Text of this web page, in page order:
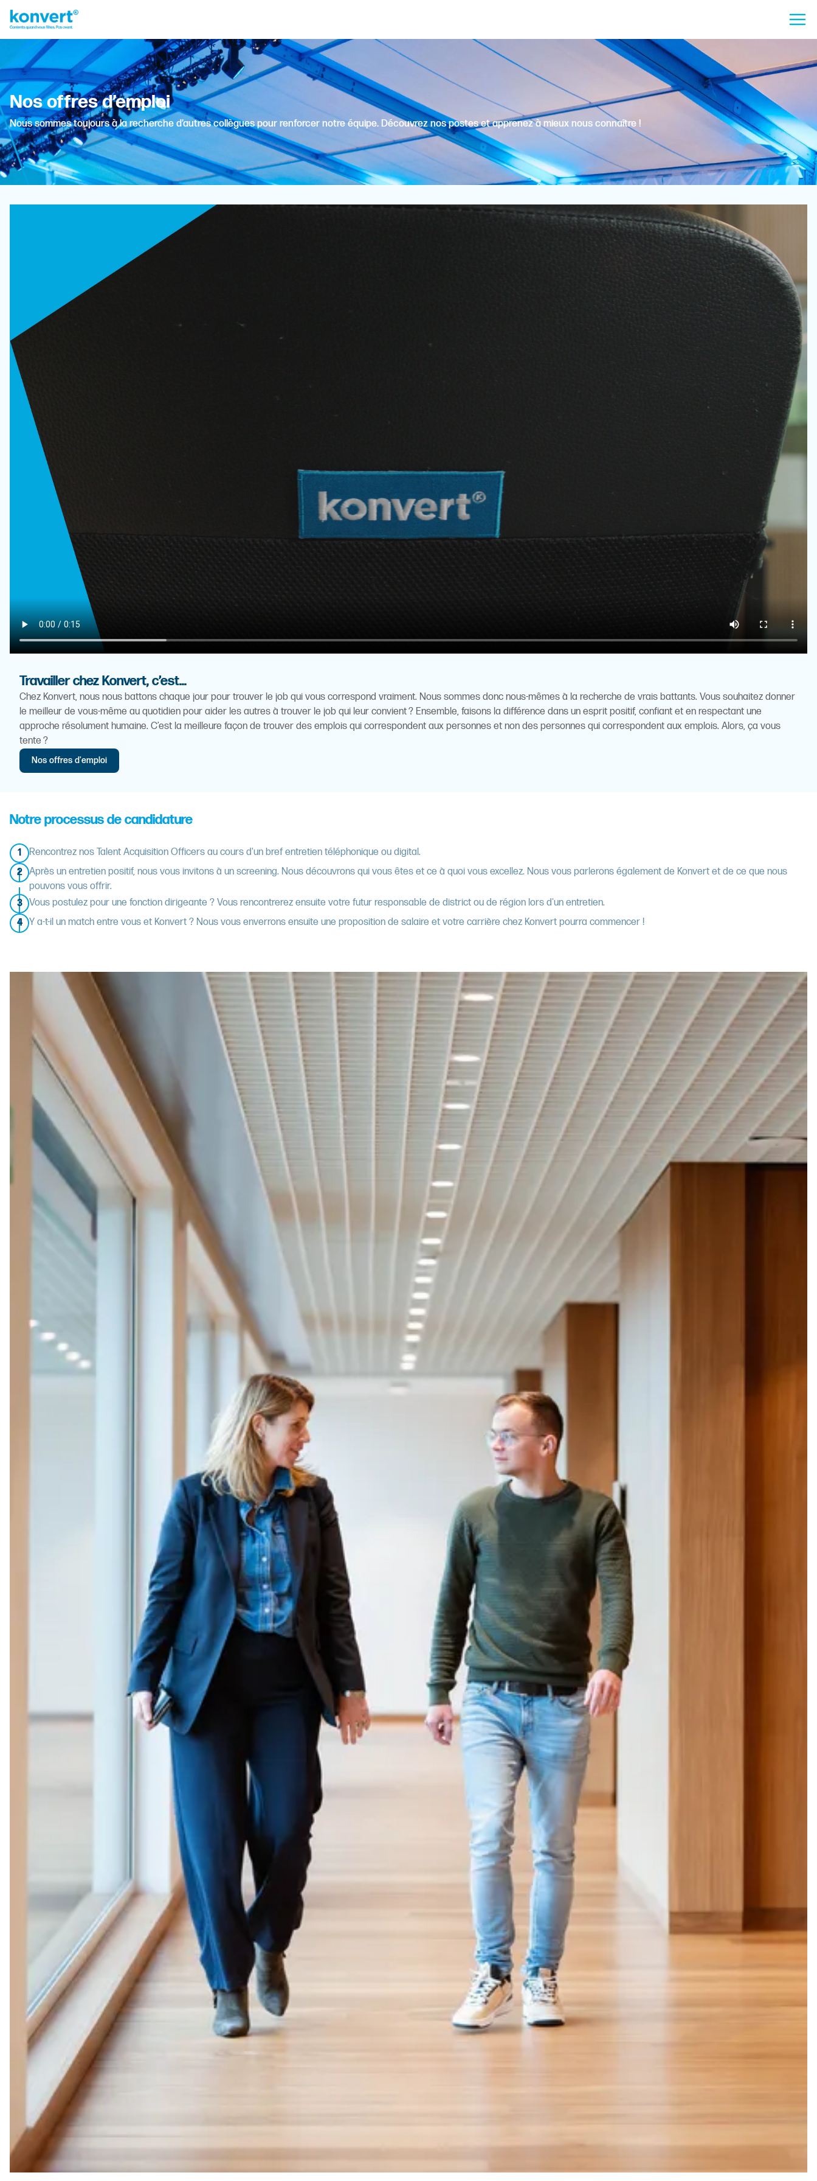
Nos offres d’emploi
Nous sommes toujours à la recherche d’autres collègues pour renforcer notre équipe. Découvrez nos postes et apprenez à mieux nous connaître !
Travailler chez Konvert, c’est...
Chez Konvert, nous nous battons chaque jour pour trouver le job qui vous correspond vraiment. Nous sommes donc nous-mêmes à la recherche de vrais battants. Vous souhaitez donner
le meilleur de vous-même au quotidien pour aider les autres à trouver le job qui leur convient ? Ensemble, faisons la différence dans un esprit positif, confiant et en respectant une
approche résolument humaine. C’est la meilleure façon de trouver des emplois qui correspondent aux personnes et non des personnes qui correspondent aux emplois. Alors, ça vous
tente ?
Nos offres d'emploi
Notre processus de candidature
1
Rencontrez nos Talent Acquisition Officers au cours d'un bref entretien téléphonique ou digital.
2
Après un entretien positif, nous vous invitons à un screening. Nous découvrons qui vous êtes et ce à quoi vous excellez. Nous vous parlerons également de Konvert et de ce que nous
pouvons vous offrir.
3
Vous postulez pour une fonction dirigeante ? Vous rencontrerez ensuite votre futur responsable de district ou de région lors d'un entretien.
4
Y a-t-il un match entre vous et Konvert ? Nous vous enverrons ensuite une proposition de salaire et votre carrière chez Konvert pourra commencer !